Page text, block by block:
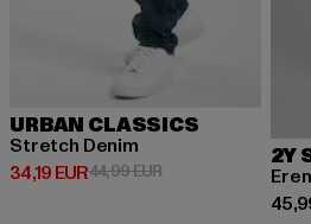
URBAN CLASSICS
Stretch Denim
34,19 EUR
Derzeitiger Preis: 34,19 EUR
44,99 EURAktionspreis: 44,99
2Y